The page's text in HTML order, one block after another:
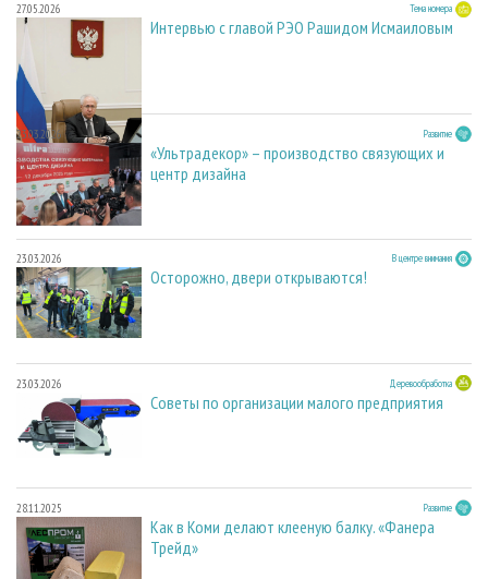
27.05.2026 Тема номера
Интервью с главой РЭО Рашидом Исмаиловым
23.03.2026 Развитие
«Ультрадекор» – производство связующих и
центр дизайна
23.03.2026 В центре внимания
Осторожно, двери открываются!
23.03.2026 Деревообработка
Советы по организации малого предприятия
28.11.2025 Развитие
Как в Коми делают клееную балку. «Фанера
Трейд»